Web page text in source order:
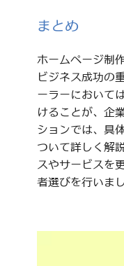
まとめ
ホームページ制
ビジネス成功の
ーラーにおいて
けることが、企
ションでは、具
ついて詳しく解
スやサービスを
者選びを行いま